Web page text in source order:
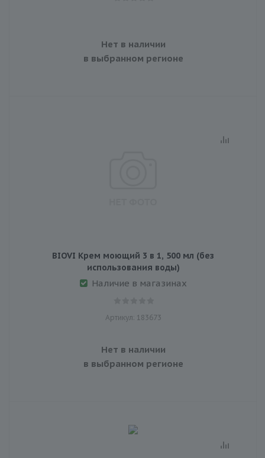
Нет в наличии
в выбранном регионе
BIOVI Крем моющий 3 в 1, 500 мл (без
использования воды)
Наличие в магазинах
Артикул: 183673
Нет в наличии
в выбранном регионе